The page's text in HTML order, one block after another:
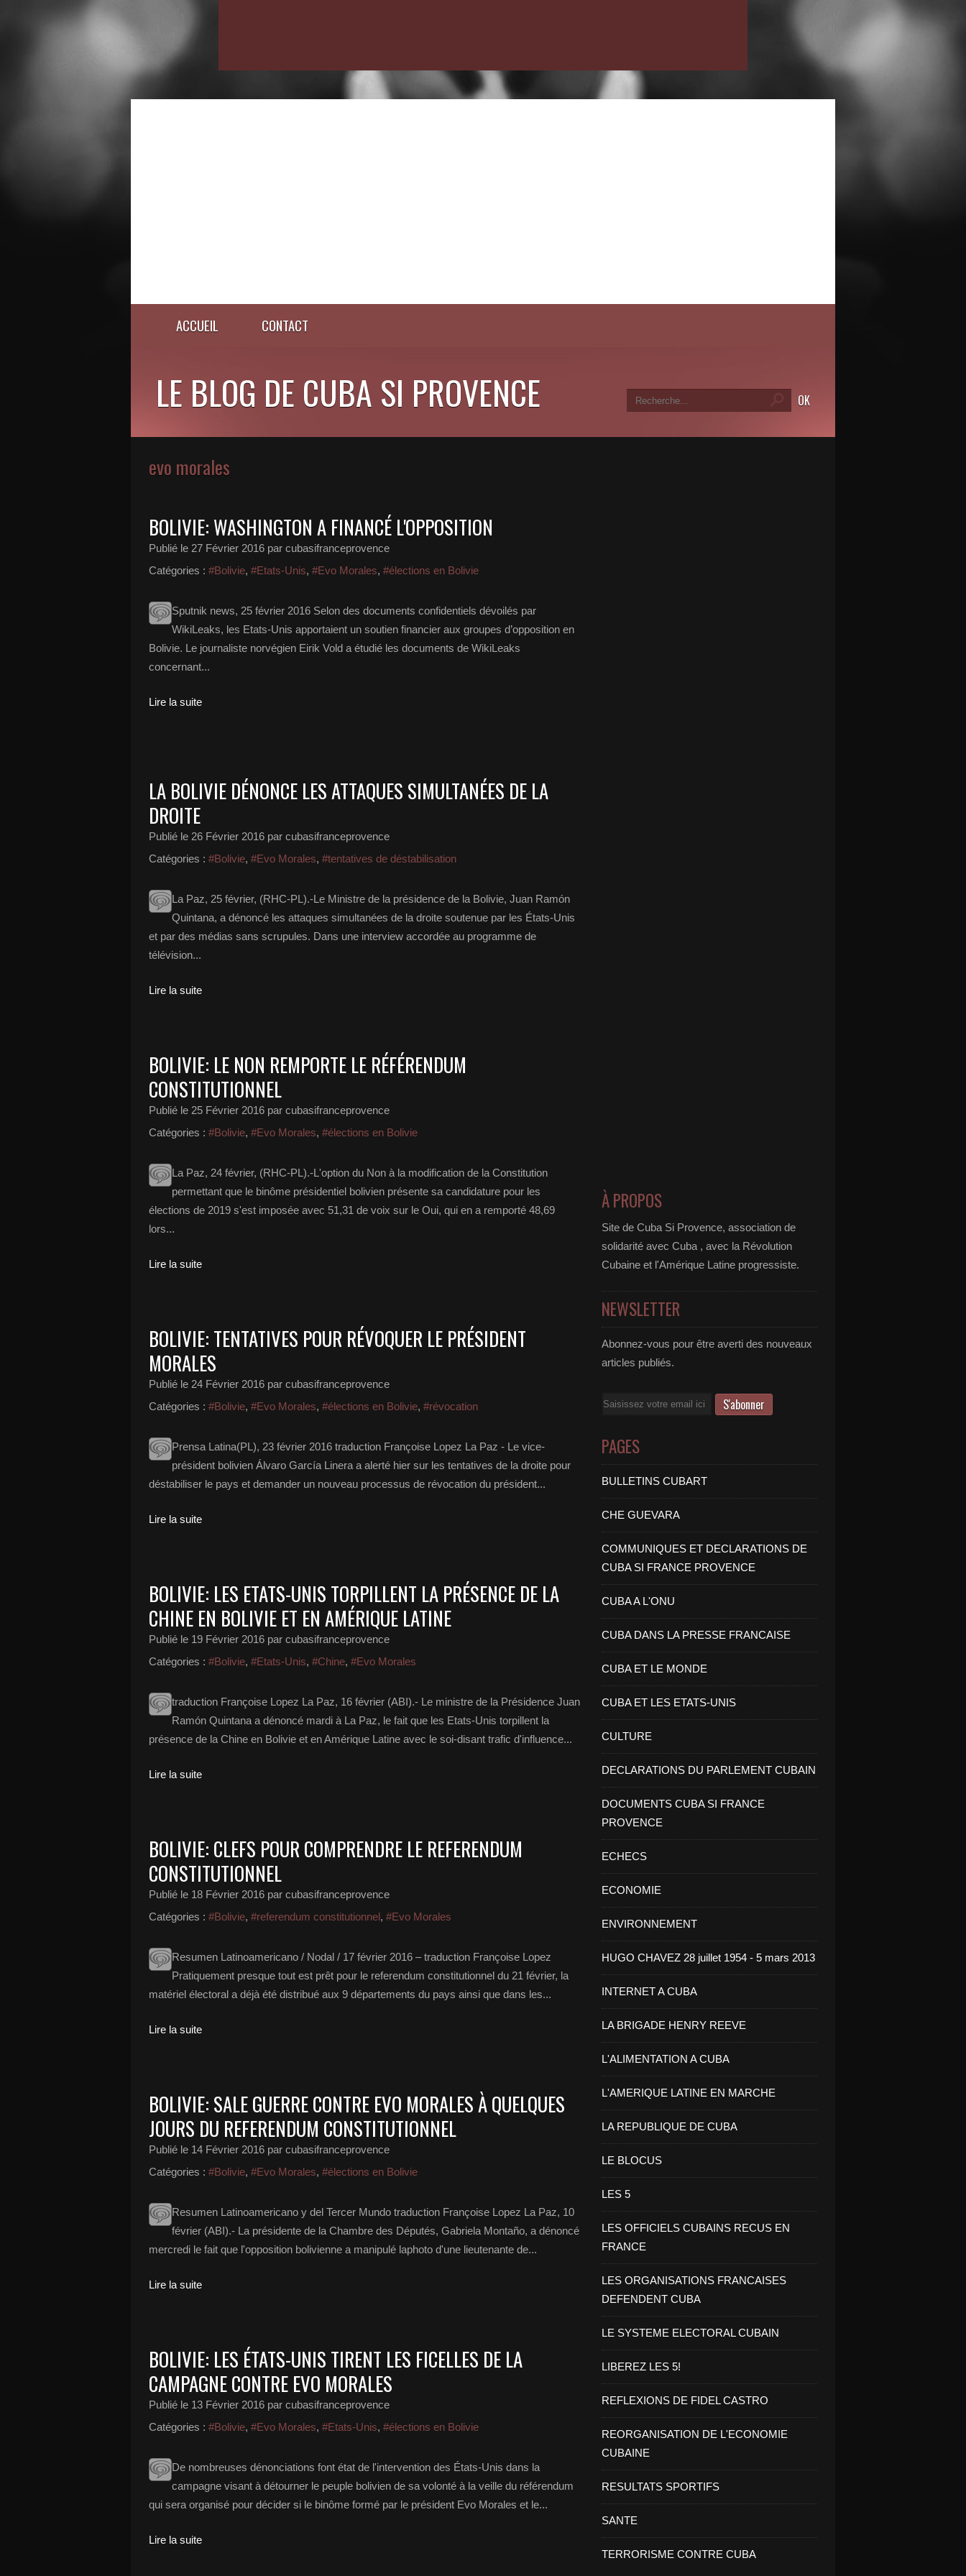
ACCUEIL CONTACT
LE BLOG DE CUBA SI PROVENCE
evo morales
BOLIVIE: WASHINGTON A FINANCÉ L'OPPOSITION
Publié le 27 Février 2016 par cubasifranceprovence
Catégories : #Bolivie, #Etats-Unis, #Evo Morales, #élections en Bolivie
Sputnik news, 25 février 2016 Selon des documents confidentiels dévoilés par
WikiLeaks, les Etats-Unis apportaient un soutien financier aux groupes d’opposition en
Bolivie. Le journaliste norvégien Eirik Vold a étudié les documents de WikiLeaks
concernant...
Lire la suite
LA BOLIVIE DÉNONCE LES ATTAQUES SIMULTANÉES DE LA
DROITE
Publié le 26 Février 2016 par cubasifranceprovence
Catégories : #Bolivie, #Evo Morales, #tentatives de déstabilisation
La Paz, 25 février, (RHC-PL).-Le Ministre de la présidence de la Bolivie, Juan Ramón
Quintana, a dénoncé les attaques simultanées de la droite soutenue par les États-Unis
et par des médias sans scrupules. Dans une interview accordée au programme de
télévision...
Lire la suite
BOLIVIE: LE NON REMPORTE LE RÉFÉRENDUM
CONSTITUTIONNEL
Publié le 25 Février 2016 par cubasifranceprovence
Catégories : #Bolivie, #Evo Morales, #élections en Bolivie
La Paz, 24 février, (RHC-PL).-L'option du Non à la modification de la Constitution
permettant que le binôme présidentiel bolivien présente sa candidature pour les
élections de 2019 s'est imposée avec 51,31 de voix sur le Oui, qui en a remporté 48,69
lors...
Lire la suite
BOLIVIE: TENTATIVES POUR RÉVOQUER LE PRÉSIDENT
MORALES
Publié le 24 Février 2016 par cubasifranceprovence
Catégories : #Bolivie, #Evo Morales, #élections en Bolivie, #révocation
Prensa Latina(PL), 23 février 2016 traduction Françoise Lopez La Paz - Le vice-
président bolivien Álvaro García Linera a alerté hier sur les tentatives de la droite pour
déstabiliser le pays et demander un nouveau processus de révocation du président...
Lire la suite
BOLIVIE: LES ETATS-UNIS TORPILLENT LA PRÉSENCE DE LA
CHINE EN BOLIVIE ET EN AMÉRIQUE LATINE
Publié le 19 Février 2016 par cubasifranceprovence
Catégories : #Bolivie, #Etats-Unis, #Chine, #Evo Morales
traduction Françoise Lopez La Paz, 16 février (ABI).- Le ministre de la Présidence Juan
Ramón Quintana a dénoncé mardi à La Paz, le fait que les Etats-Unis torpillent la
présence de la Chine en Bolivie et en Amérique Latine avec le soi-disant trafic d'influence...
Lire la suite
BOLIVIE: CLEFS POUR COMPRENDRE LE REFERENDUM
CONSTITUTIONNEL
Publié le 18 Février 2016 par cubasifranceprovence
Catégories : #Bolivie, #referendum constitutionnel, #Evo Morales
Resumen Latinoamericano / Nodal / 17 février 2016 – traduction Françoise Lopez
Pratiquement presque tout est prêt pour le referendum constitutionnel du 21 février, la
matériel électoral a déjà été distribué aux 9 départements du pays ainsi que dans les...
Lire la suite
BOLIVIE: SALE GUERRE CONTRE EVO MORALES À QUELQUES
JOURS DU REFERENDUM CONSTITUTIONNEL
Publié le 14 Février 2016 par cubasifranceprovence
Catégories : #Bolivie, #Evo Morales, #élections en Bolivie
Resumen Latinoamericano y del Tercer Mundo traduction Françoise Lopez La Paz, 10
février (ABI).- La présidente de la Chambre des Députés, Gabriela Montaño, a dénoncé
mercredi le fait que l'opposition bolivienne a manipulé laphoto d'une lieutenante de...
Lire la suite
BOLIVIE: LES ÉTATS-UNIS TIRENT LES FICELLES DE LA
CAMPAGNE CONTRE EVO MORALES
Publié le 13 Février 2016 par cubasifranceprovence
Catégories : #Bolivie, #Evo Morales, #Etats-Unis, #élections en Bolivie
De nombreuses dénonciations font état de l'intervention des États-Unis dans la
campagne visant à détourner le peuple bolivien de sa volonté à la veille du référendum
qui sera organisé pour décider si le binôme formé par le président Evo Morales et le...
Lire la suite
À PROPOS
Site de Cuba Si Provence, association de
solidarité avec Cuba , avec la Révolution
Cubaine et l'Amérique Latine progressiste.
NEWSLETTER
Abonnez-vous pour être averti des nouveaux
articles publiés.
Email
PAGES
BULLETINS CUBART
CHE GUEVARA
COMMUNIQUES ET DECLARATIONS DE
CUBA SI FRANCE PROVENCE
CUBA A L'ONU
CUBA DANS LA PRESSE FRANCAISE
CUBA ET LE MONDE
CUBA ET LES ETATS-UNIS
CULTURE
DECLARATIONS DU PARLEMENT CUBAIN
DOCUMENTS CUBA SI FRANCE
PROVENCE
ECHECS
ECONOMIE
ENVIRONNEMENT
HUGO CHAVEZ 28 juillet 1954 - 5 mars 2013
INTERNET A CUBA
LA BRIGADE HENRY REEVE
L'ALIMENTATION A CUBA
L'AMERIQUE LATINE EN MARCHE
LA REPUBLIQUE DE CUBA
LE BLOCUS
LES 5
LES OFFICIELS CUBAINS RECUS EN
FRANCE
LES ORGANISATIONS FRANCAISES
DEFENDENT CUBA
LE SYSTEME ELECTORAL CUBAIN
LIBEREZ LES 5!
REFLEXIONS DE FIDEL CASTRO
REORGANISATION DE L'ECONOMIE
CUBAINE
RESULTATS SPORTIFS
SANTE
TERRORISME CONTRE CUBA